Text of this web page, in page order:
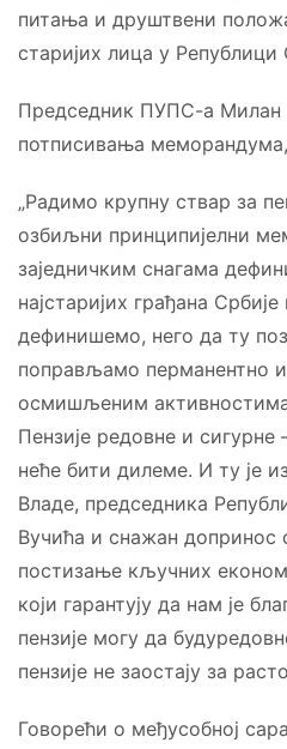
питања и друштвени
старијих лица у Републици
Председник ПУПС-а Милан
потписивања
„Радимо крупну ствар за
озбиљни принципијелни
заједничким снагама
најстаријих грађана
дефинишемо, него да ту
поправљамо перманентно
осмишљеним
Пензије редовне и
неће бити дилеме. И ту је
Владе, председника
Вучића и снажан
постизање кључних
који гарантују да нам је
пензије могу да
пензије не заостају за
Говорећи о међусобној